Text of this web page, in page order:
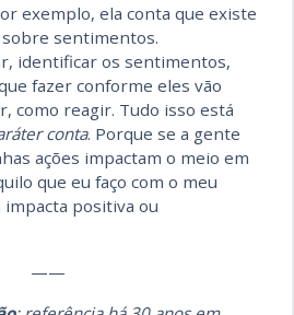
exemplo, ela conta que existe
sentimentos.
identificar os sentimentos,
fazer conforme eles vão
como reagir. Tudo isso está
conta. Porque se a gente
ações impactam o meio em
que eu faço com o meu
positiva ou
——